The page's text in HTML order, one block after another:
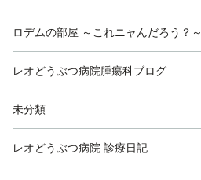
ロデムの部屋 ～これニャんだろう？～
レオどうぶつ病院腫瘍科ブログ
未分類
レオどうぶつ病院 診療日記